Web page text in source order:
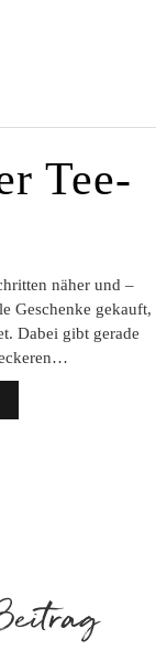
Tee-
näher und –
Geschenke gekauft,
Dabei gibt gerade